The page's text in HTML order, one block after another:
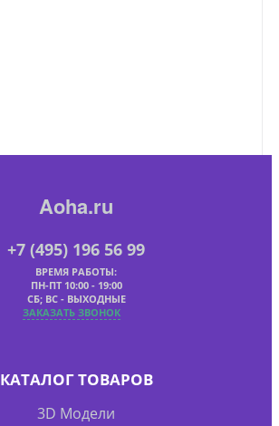
Aoha.ru
+7 (495) 196 56 99
ВРЕМЯ РАБОТЫ:
ПН-ПТ 10:00 - 19:00
СБ; ВС - ВЫХОДНЫЕ
ЗАКАЗАТЬ ЗВОНОК
КАТАЛОГ ТОВАРОВ
3D Модели